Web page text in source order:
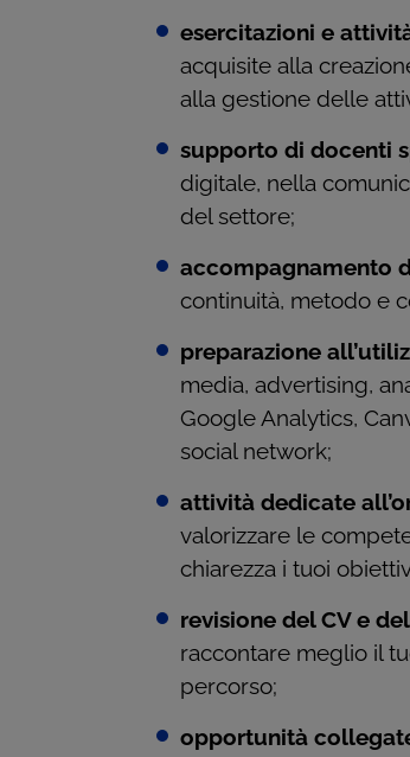
esercitazioni e
acquisite alla
alla gestione delle
supporto di docenti
digitale, nella
del settore;
accompagnamento
continuità, metodo e
preparazione
media, advertising,
Google Analytics,
social network;
attività dedicate
valorizzare le
chiarezza i tuoi
revisione del CV e
raccontare meglio il
percorso;
opportunità